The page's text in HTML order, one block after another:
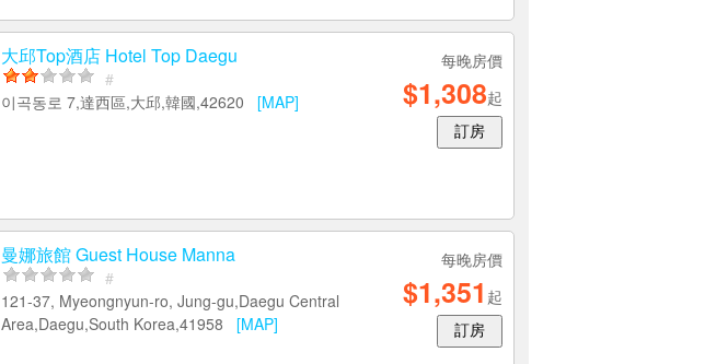
每晚房價
$1,308起
訂房
大邱Top酒店 Hotel Top Daegu
#
이곡동로 7,達西區,大邱,韓國,42620 [MAP]
每晚房價
$1,351 起
訂房
曼娜旅館 Guest House Manna
#
121-37, Myeongnyun-ro, Jung-gu,Daegu Central
Area,Daegu,South Korea,41958 [MAP]